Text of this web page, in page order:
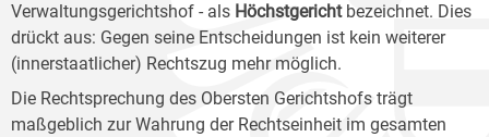
Verwaltungsgerichtshof - als Höchstgerichtbezeichnet. Dies
drückt aus: Gegen seine Entscheidungen ist kein weiterer
(innerstaatlicher) Rechtszug mehr möglich.
Die Rechtsprechung des Obersten Gerichtshofs trägt
maßgeblich zur Wahrung der Rechtseinheit im gesamten